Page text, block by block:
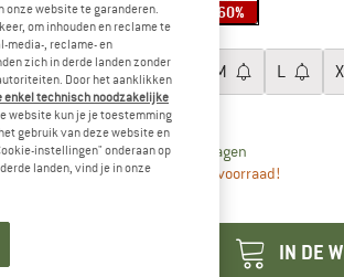
-60%
Maat:XS
XS S M L
Maattabel
Levertijd: 3-5 werkdagenDe link wordt
Nog maar 1 stuk op voorraad!
IN DE
website te garanderen.
om inhouden en reclame te
media-, reclame- en
zich in derde landen zonder
Door het aanklikken
enkel technisch noodzakelijke
website kun je je toestemming
gebruik van deze website en
instellingen" onderaan op
landen, vind je in onze